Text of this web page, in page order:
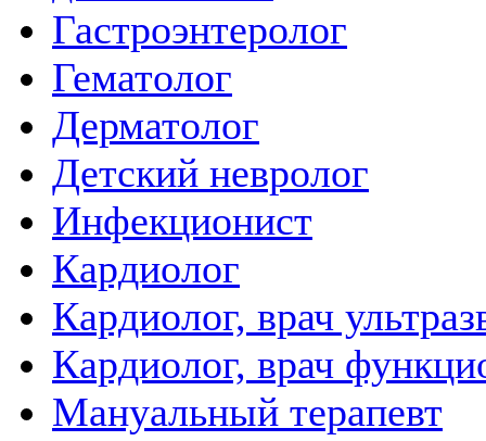
Гастроэнтеролог
Гематолог
Дерматолог
Детский невролог
Инфекционист
Кардиолог
Кардиолог, врач
Кардиолог, врач
Мануальный терапевт